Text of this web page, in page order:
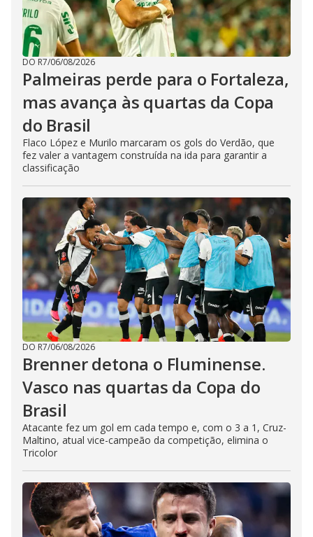
DO R7/06/08/2026
Palmeiras perde para o Fortaleza,
mas avança às quartas da Copa
do Brasil
Flaco López e Murilo marcaram os gols do Verdão, que
fez valer a vantagem construída na ida para garantir a
classificação
DO R7/06/08/2026
Brenner detona o Fluminense.
Vasco nas quartas da Copa do
Brasil
Atacante fez um gol em cada tempo e, com o 3 a 1, Cruz-
Maltino, atual vice-campeão da competição, elimina o
Tricolor